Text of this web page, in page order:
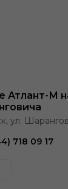
Атлант-М
ул.
718 09 17